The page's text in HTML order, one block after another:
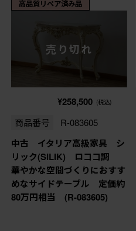
高品質リペア済み品
売り切れ
¥258,500 (税込)
商品番号 R-083605
中古 イタリア高級家具 シ
リック(SILIK) ロココ調
華やかな空間づくりにおすす
めなサイドテーブル 定価約
80万円相当 (R-083605)